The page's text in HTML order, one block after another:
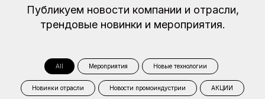
Публикуем новости компании и отрасли,
трендовые новинки и мероприятия.
All Мероприятия Новые технологии
Новинки отрасли Новости промоиндустрии АКЦИИ